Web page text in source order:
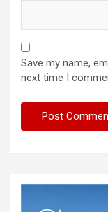
Save my name,
next time I